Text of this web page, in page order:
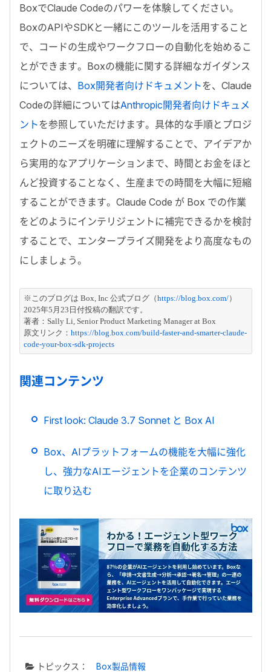
BoxでClaude Codeのパワーを体験してください。
BoxのAPIやSDKと一緒にこのツールを活用すること
で、コードの生成やワークフローの自動化を始めるこ
とができます。Boxの機能に関する詳細なガイダンス
については、 Box開発者向けドキュメントを、Claude
Codeの詳細についてはAnthropic開発者向けドキュメ
ントを参照していただけます。具体的な手順とプロジ
ェクトのニーズを明確に理解することで、アイデアか
ら実用的なアプリケーションまで、時間とお金をほと
んど投資することなく、生産までの時間を大幅に短縮
することができます。Claude Code が Box での作業
をどのようにインテリジェントに補完できるかを検討
することで、エンタープライズ開発をより高度なもの
にしましょう。
※このブログは Box, Inc 公式ブログ（https://blog.box.com/）
2025年5月23日付投稿の翻訳です。
著者： Sally Li, Senior Product Marketing Manager at Box
原文リンク： https://blog.box.com/build-faster-and-smarter-claude-
code-your-box-sdk-projects
関連コンテンツ
First look: Claude 3.7 Sonnet と Box AI
Box、AIプラットフォームの機能を大幅に強化
し、強力なAIエージェントを企業のコンテンツ
に取り込む
トピックス： Box製品情報